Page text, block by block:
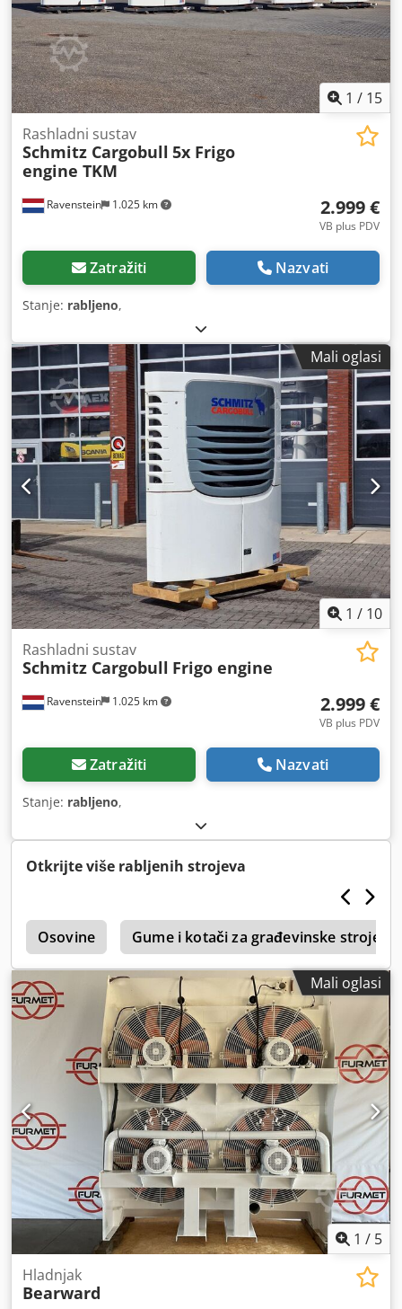
1 / 15
Ravenstein 1.025 km
Rashladni sustav
Schmitz Cargobull 5x Frigo
engine TKM
2.999 €
VB plus PDV
Zatražiti Nazvati
Stanje: rabljeno,
Mali oglasi
1 / 10
Ravenstein 1.025 km
Rashladni sustav
Schmitz Cargobull Frigo engine
2.999 €
VB plus PDV
Zatražiti Nazvati
Stanje: rabljeno,
Otkrijte više rabljenih strojeva
Osovine Gume i kotači za građevinske strojeve
Mali oglasi
1 / 5
Hladnjak
Bearward